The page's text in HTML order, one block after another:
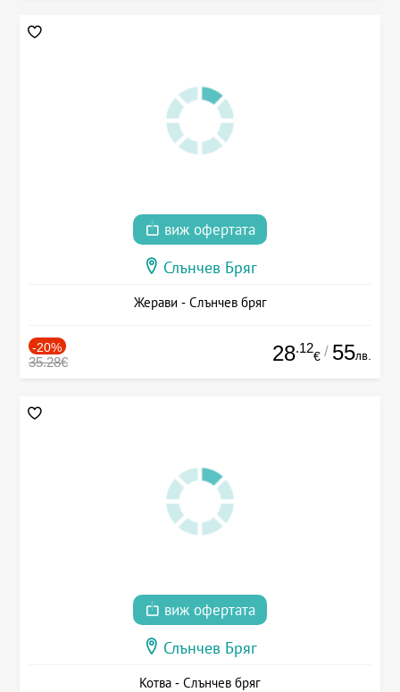
виж офертата
Слънчев Бряг
Жерави - Слънчев бряг
-20%
35.28€ 28.12
€ / 55лв.
виж офертата
Слънчев Бряг
Котва - Слънчев бряг